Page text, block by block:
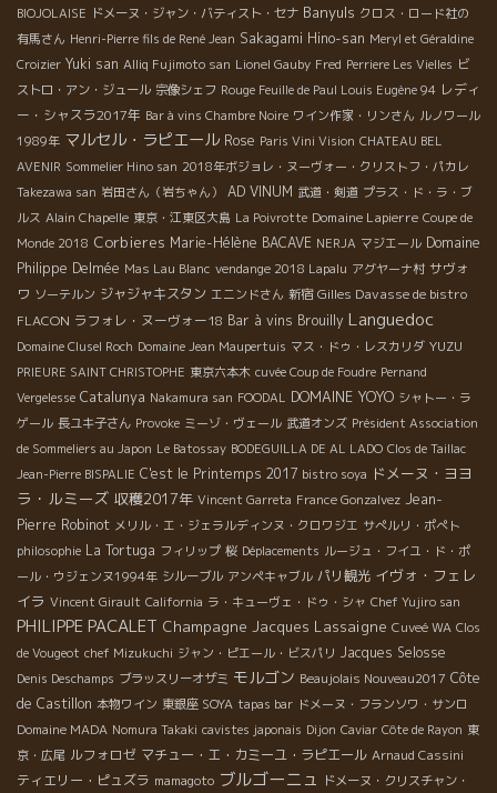
BIOJOLAISE ドメーヌ・ジャン・バティスト・セナ Banyuls クロス・ロード社の
有馬さん Henri-Pierre fils de René Jean Sakagami Hino-san Meryl et Géraldine
Croizier Yuki san Alliq Fujimoto san Lionel Gauby Fred Perriere Les Vielles ビ
ストロ・アン・ジュール 宗像シェフ Rouge Feuille de Paul Louis Eugène 94 レディ
ー・シャスラ2017年 Bar à vins Chambre Noire ワイン作家・リンさん ルノワール
1989年 マルセル・ラピエール Rose Paris Vini Vision CHATEAU BEL
AVENIR Sommelier Hino san 2018年ボジョレ・ヌーヴォー・クリストフ・パカレ
Takezawa san 岩田さん（岩ちゃん） AD VINUM 武道・剣道 プラス・ド・ラ・ブ
ルス Alain Chapelle 東京・江東区大島 La Poivrotte Domaine Lapierre Coupe de
Monde 2018 Corbieres Marie-Hélène BACAVE NERJA マジエール Domaine
Philippe Delmée Mas Lau Blanc vendange 2018 Lapalu アグヤーナ村 サヴォ
ワ ソーテルン ジャジャキスタン エニンドさん 新宿 Gilles Davasse de bistro
FLACON ラフォレ・ヌーヴォー18 Bar à vins Brouilly Languedoc
Domaine Clusel Roch Domaine Jean Maupertuis マス・ドゥ・レスカリダ YUZU
PRIEURE SAINT CHRISTOPHE 東京六本木 cuvée Coup de Foudre Pernand
Vergelesse Catalunya Nakamura san FOODAL DOMAINE YOYO シャトー・ラ
ゲール 長ユキ子さん Provoke ミーゾ・ヴェール 武道オンズ Président Association
de Sommeliers au Japon Le Batossay BODEGUILLA DE AL LADO Clos de Taillac
Jean-Pierre BISPALIE C'est le Printemps 2017 bistro soya ドメーヌ・ヨヨ
ラ・ルミーズ 収穫2017年 Vincent Garreta France Gonzalvez Jean-
Pierre Robinot メリル・エ・ジェラルディンヌ・クロワジエ サぺルリ・ポぺト
philosophie La Tortuga フィリップ 桜 Déplacements ルージュ・フイユ・ド・ポ
ール・ウジェンヌ1994年 シルーブル アンペキャブル パリ観光 イヴォ・フェレ
イラ Vincent Girault California ラ・キューヴェ・ドゥ・シャ Chef Yujiro san
PHILIPPE PACALET Champagne Jacques Lassaigne Cuveé WA Clos
de Vougeot chef Mizukuchi ジャン・ピエール・ビスパリ Jacques Selosse
Denis Deschamps ブラッスリーオザミ モルゴン Beaujolais Nouveau2017 Côte
de Castillon 本物ワイン 東銀座 SOYA tapas bar ドメーヌ・フランソワ・サンロ
Domaine MADA Nomura Takaki cavistes japonais Dijon Caviar Côte de Rayon 東
京・広尾 ルフォロゼ マチュー・エ・カミーユ・ラピエール Arnaud Cassini
ティエリー・ピュズラ mamagoto ブルゴーニュ ドメーヌ・クリスチャン・